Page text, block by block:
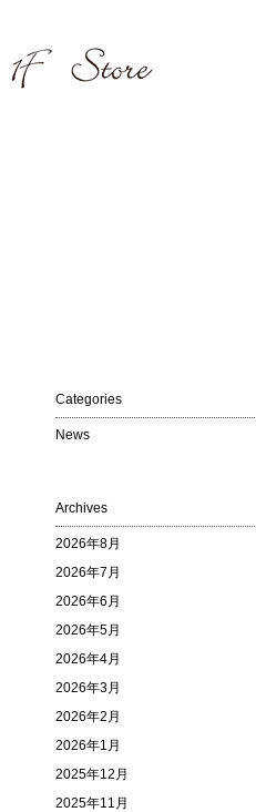
Categories
News
Archives
2026年8月
2026年7月
2026年6月
2026年5月
2026年4月
2026年3月
2026年2月
2026年1月
2025年12月
2025年11月